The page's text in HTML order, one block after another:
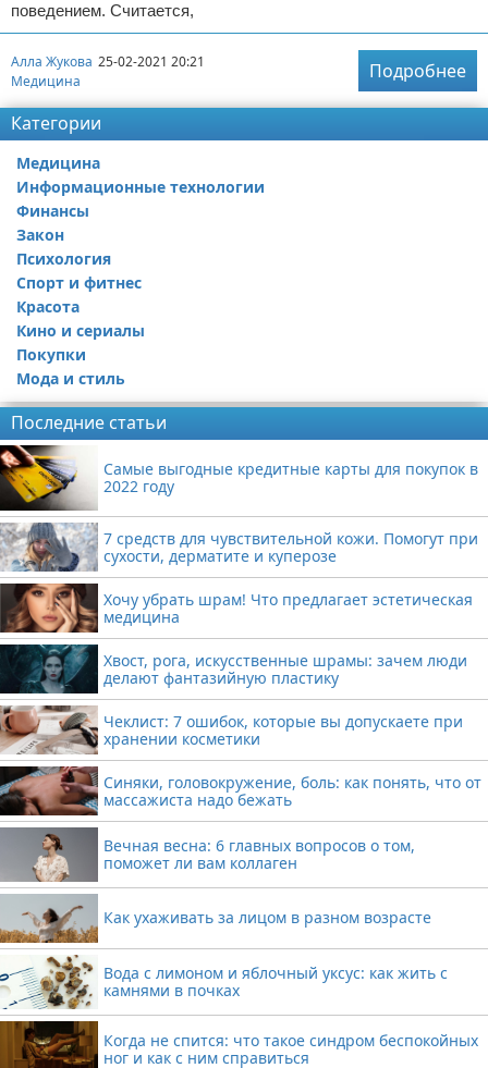
поведением. Считается,
Алла Жукова 25-02-2021 20:21
Медицина
Подробнее
Категории
Медицина
Информационные технологии
Финансы
Закон
Психология
Спорт и фитнес
Красота
Кино и сериалы
Покупки
Мода и стиль
Последние статьи
Самые выгодные кредитные карты для покупок в
2022 году
7 средств для чувствительной кожи. Помогут при
сухости, дерматите и куперозе
Хочу убрать шрам! Что предлагает эстетическая
медицина
Хвост, рога, искусственные шрамы: зачем люди
делают фантазийную пластику
Чеклист: 7 ошибок, которые вы допускаете при
хранении косметики
Синяки, головокружение, боль: как понять, что от
массажиста надо бежать
Вечная весна: 6 главных вопросов о том,
поможет ли вам коллаген
Как ухаживать за лицом в разном возрасте
Вода с лимоном и яблочный уксус: как жить с
камнями в почках
Когда не спится: что такое синдром беспокойных
ног и как с ним справиться